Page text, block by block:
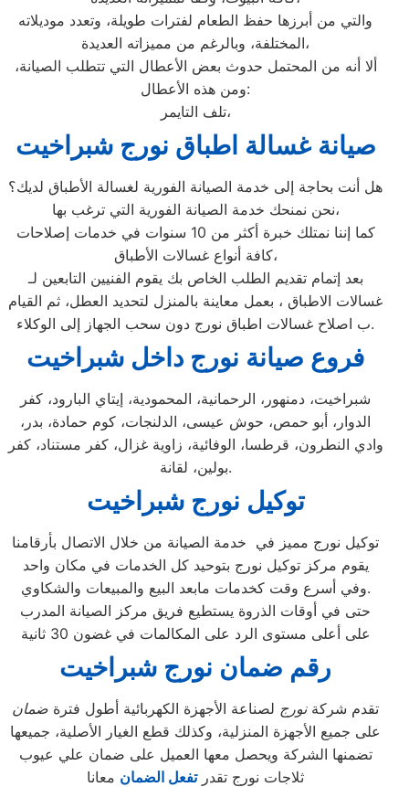
والتي من أبرزها حفظ الطعام لفترات طويلة، وتعدد موديلاته
المختلفة، وبالرغم من مميزاته العديدة،
ألا أنه من المحتمل حدوث بعض الأعطال التي تتطلب الصيانة،
ومن هذه الأعطال:
تلف التايمر،
صيانة غسالة اطباق نورج شبراخيت
هل أنت بحاجة إلى خدمة الصيانة الفورية لغسالة الأطباق لديك؟
نحن نمنحك خدمة الصيانة الفورية التي ترغب بها،
كما إننا نمتلك خبرة أكثر من 10 سنوات في خدمات إصلاحات
كافة أنواع غسالات الأطباق،
بعد إتمام تقديم الطلب الخاص بك يقوم الفنيين التابعين لـ
غسالات الاطباق ، بعمل معاينة بالمنزل لتحديد العطل، ثم القيام
ب اصلاح غسالات اطباق نورج دون سحب الجهاز إلى الوكلاء.
فروع صيانة نورج داخل شبراخيت
شبراخيت، دمنهور، الرحمانية، المحمودية، إيتاي البارود، كفر
الدوار، أبو حمص، حوش عيسى، الدلنجات، كوم حمادة، بدر،
وادي النطرون، قرطسا، الوفائية، زاوية غزال، كفر مستناد، كفر
بولين، لقانة.
توكيل نورج شبراخيت
توكيل نورج مميز في خدمة الصيانة من خلال الاتصال بأرقامنا
يقوم مركز توكيل نورج بتوحيد كل الخدمات في مكان واحد
وفي أسرع وقت كخدمات مابعد البيع والمبيعات والشكاوي.
حتى في أوقات الذروة يستطيع فريق مركز الصيانة المدرب
على أعلى مستوى الرد على المكالمات في غضون 30 ثانية
رقم ضمان نورج شبراخيت
تقدم شركةنورج لصناعة الأجهزة الكهربائية أطول فترة ضمان
على جميع الأجهزة المنزلية، وكذلك قطع الغيار الأصلية، جميعها
تضمنها الشركة ويحصل معها العميل على ضمان علي عيوب
ثلاجات نورج تقدرتفعل الضمان معانا